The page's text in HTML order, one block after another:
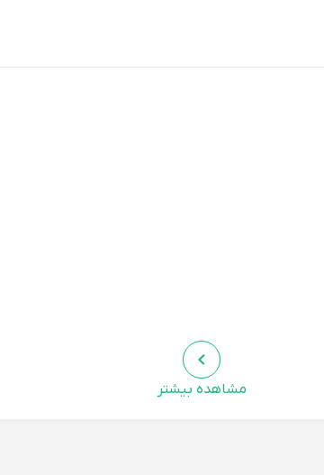
در مناطق سردسیر و برفی مناسب است.
مشاهده بیشتر